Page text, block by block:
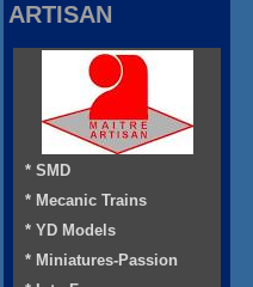
ARTISAN
* SMD
* Mecanic Trains
* YD Models
* Miniatures-Passion